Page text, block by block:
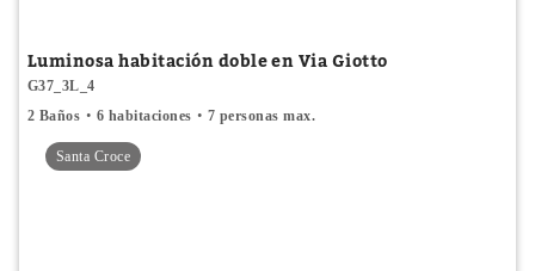
Luminosa habitación doble en Via Giotto
G37_3L_4
2 Baños
6 habitaciones 7 personas max.
Santa Croce